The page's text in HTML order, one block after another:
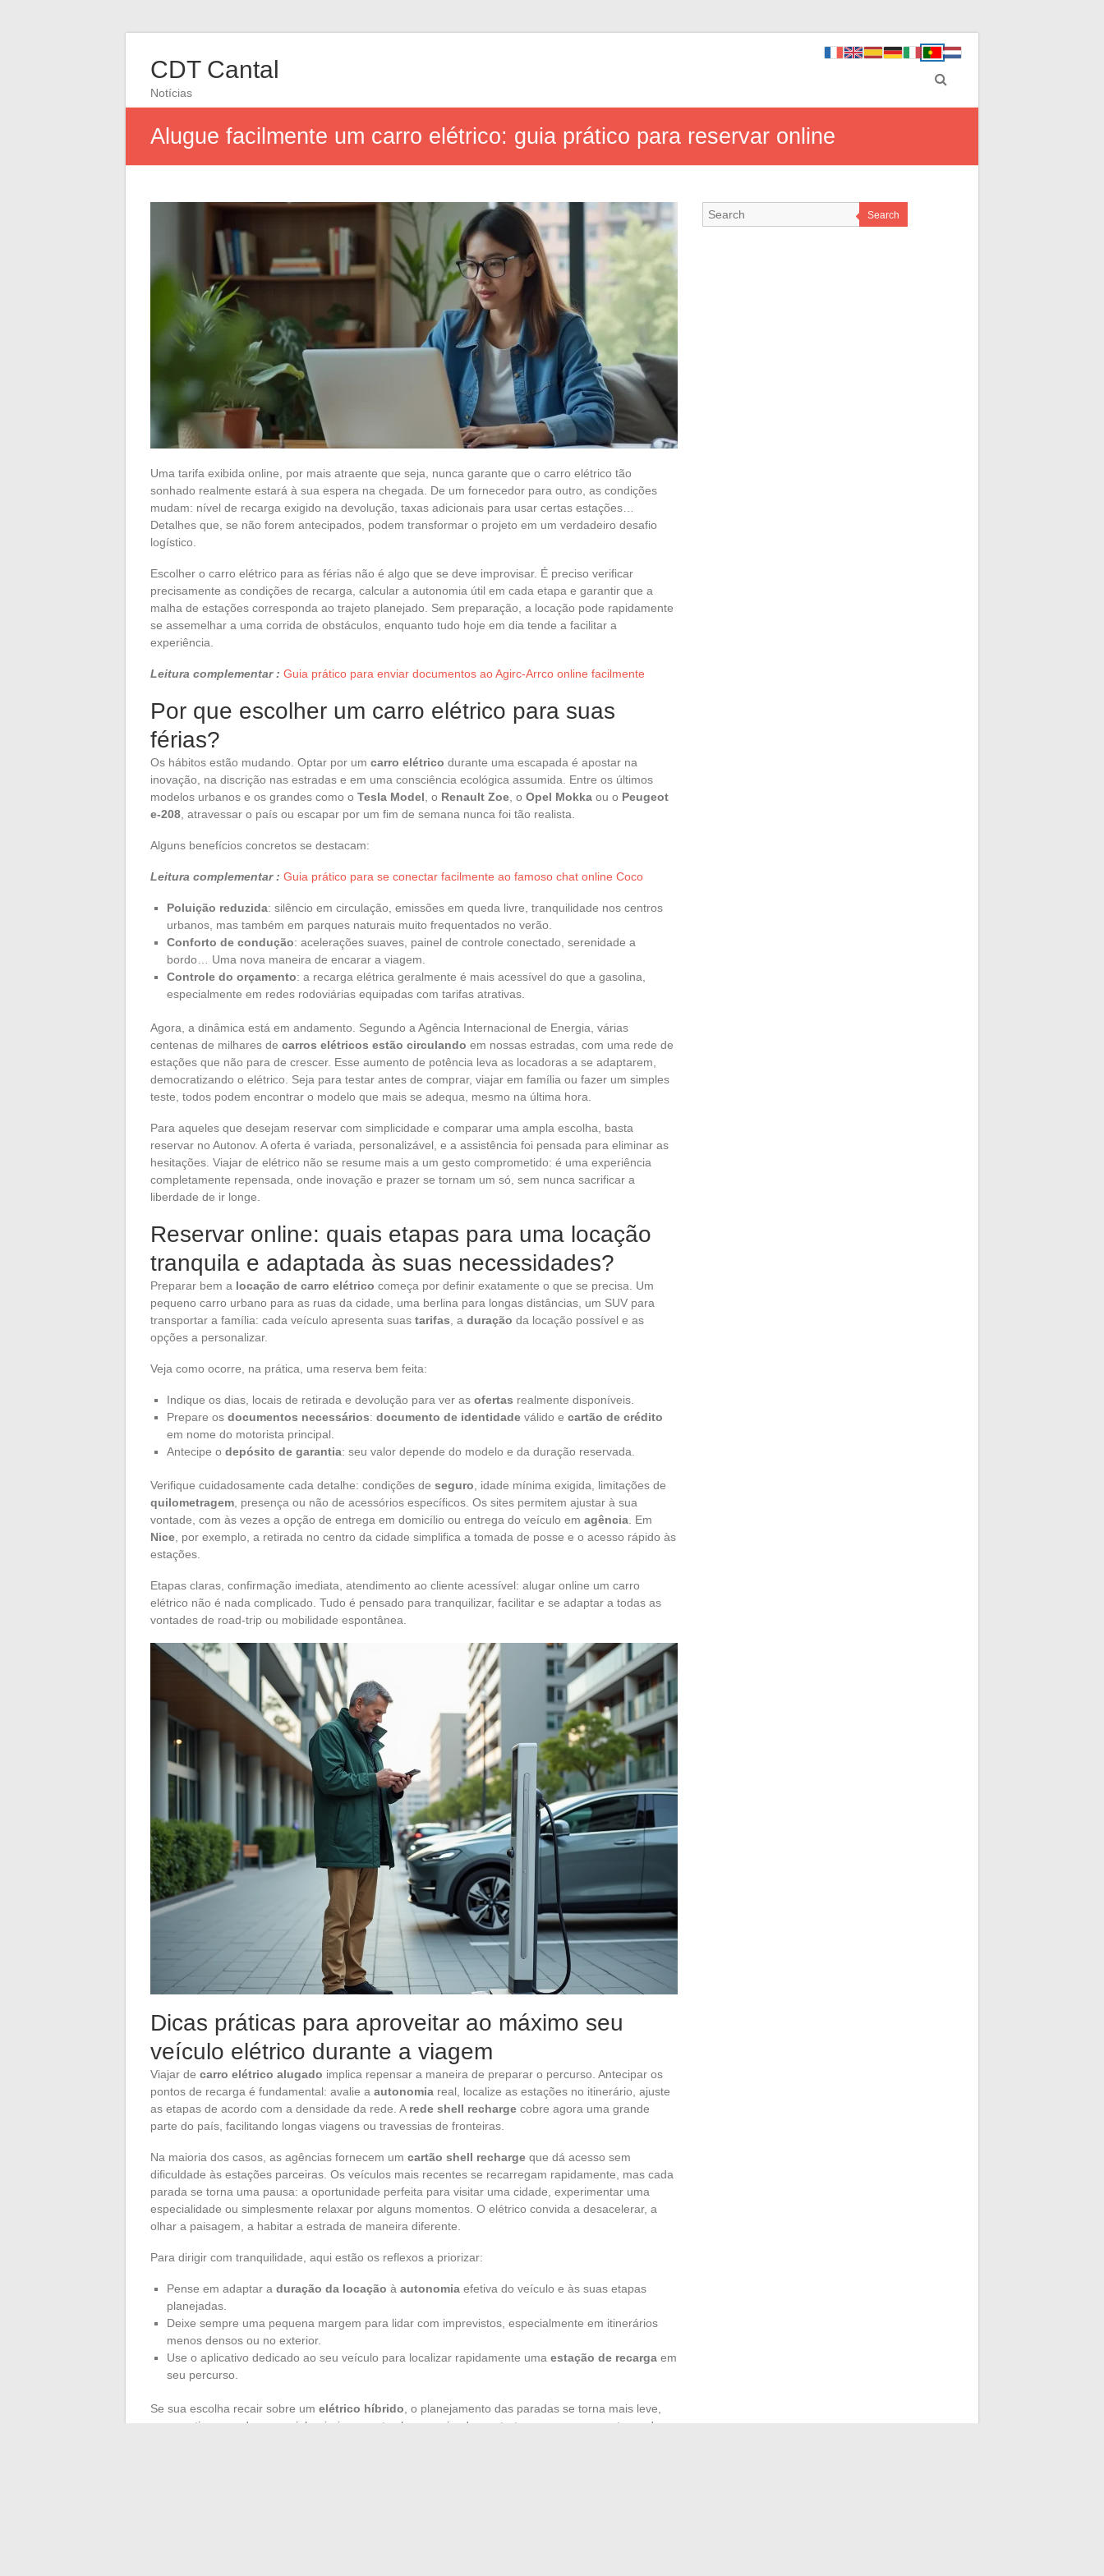
CDT Cantal
Notícias
Alugue facilmente um carro elétrico: guia prático para reservar online
Uma tarifa exibida online, por mais atraente que seja, nunca garante que o carro elétrico tão
sonhado realmente estará à sua espera na chegada. De um fornecedor para outro, as condições
mudam: nível de recarga exigido na devolução, taxas adicionais para usar certas estações…
Detalhes que, se não forem antecipados, podem transformar o projeto em um verdadeiro desafio
logístico.
Escolher o carro elétrico para as férias não é algo que se deve improvisar. É preciso verificar
precisamente as condições de recarga, calcular a autonomia útil em cada etapa e garantir que a
malha de estações corresponda ao trajeto planejado. Sem preparação, a locação pode rapidamente
se assemelhar a uma corrida de obstáculos, enquanto tudo hoje em dia tende a facilitar a
experiência.
Leitura complementar : Guia prático para enviar documentos ao Agirc-Arrco online facilmente
Por que escolher um carro elétrico para suas
férias?
Os hábitos estão mudando. Optar por um carro elétrico durante uma escapada é apostar na
inovação, na discrição nas estradas e em uma consciência ecológica assumida. Entre os últimos
modelos urbanos e os grandes como o Tesla Model , o Renault Zoe , o Opel Mokka ou o Peugeot
e-208 , atravessar o país ou escapar por um fim de semana nunca foi tão realista.
Alguns benefícios concretos se destacam:
Leitura complementar : Guia prático para se conectar facilmente ao famoso chat online Coco
Poluição reduzida: silêncio em circulação, emissões em queda livre, tranquilidade nos centros
urbanos, mas também em parques naturais muito frequentados no verão.
Conforto de condução: acelerações suaves, painel de controle conectado, serenidade a
bordo… Uma nova maneira de encarar a viagem.
Controle do orçamento: a recarga elétrica geralmente é mais acessível do que a gasolina,
especialmente em redes rodoviárias equipadas com tarifas atrativas.
Agora, a dinâmica está em andamento. Segundo a Agência Internacional de Energia, várias
centenas de milhares de carros elétricos estão circulando em nossas estradas, com uma rede de
estações que não para de crescer. Esse aumento de potência leva as locadoras a se adaptarem,
democratizando o elétrico. Seja para testar antes de comprar, viajar em família ou fazer um simples
teste, todos podem encontrar o modelo que mais se adequa, mesmo na última hora.
Para aqueles que desejam reservar com simplicidade e comparar uma ampla escolha, basta
reservar no Autonov. A oferta é variada, personalizável, e a assistência foi pensada para eliminar as
hesitações. Viajar de elétrico não se resume mais a um gesto comprometido: é uma experiência
completamente repensada, onde inovação e prazer se tornam um só, sem nunca sacrificar a
liberdade de ir longe.
Reservar online: quais etapas para uma locação
tranquila e adaptada às suas necessidades?
Preparar bem a locação de carro elétrico começa por definir exatamente o que se precisa. Um
pequeno carro urbano para as ruas da cidade, uma berlina para longas distâncias, um SUV para
transportar a família: cada veículo apresenta suas tarifas , a duração da locação possível e as
opções a personalizar.
Veja como ocorre, na prática, uma reserva bem feita:
Indique os dias, locais de retirada e devolução para ver as ofertas realmente disponíveis.
Prepare os documentos necessários: documento de identidade válido e cartão de crédito
em nome do motorista principal.
Antecipe o depósito de garantia: seu valor depende do modelo e da duração reservada.
Verifique cuidadosamente cada detalhe: condições de seguro , idade mínima exigida, limitações de
quilometragem , presença ou não de acessórios específicos. Os sites permitem ajustar à sua
vontade, com às vezes a opção de entrega em domicílio ou entrega do veículo em agência . Em
Nice , por exemplo, a retirada no centro da cidade simplifica a tomada de posse e o acesso rápido às
estações.
Etapas claras, confirmação imediata, atendimento ao cliente acessível: alugar online um carro
elétrico não é nada complicado. Tudo é pensado para tranquilizar, facilitar e se adaptar a todas as
vontades de road-trip ou mobilidade espontânea.
Dicas práticas para aproveitar ao máximo seu
veículo elétrico durante a viagem
Viajar de carro elétrico alugado implica repensar a maneira de preparar o percurso. Antecipar os
pontos de recarga é fundamental: avalie a autonomia real, localize as estações no itinerário, ajuste
as etapas de acordo com a densidade da rede. A rede shell recharge cobre agora uma grande
parte do país, facilitando longas viagens ou travessias de fronteiras.
Na maioria dos casos, as agências fornecem um cartão shell recharge que dá acesso sem
dificuldade às estações parceiras. Os veículos mais recentes se recarregam rapidamente, mas cada
parada se torna uma pausa: a oportunidade perfeita para visitar uma cidade, experimentar uma
especialidade ou simplesmente relaxar por alguns momentos. O elétrico convida a desacelerar, a
olhar a paisagem, a habitar a estrada de maneira diferente.
Para dirigir com tranquilidade, aqui estão os reflexos a priorizar:
Pense em adaptar a duração da locação à autonomia efetiva do veículo e às suas etapas
planejadas.
Deixe sempre uma pequena margem para lidar com imprevistos, especialmente em itinerários
menos densos ou no exterior.
Use o aplicativo dedicado ao seu veículo para localizar rapidamente uma estação de recarga em
seu percurso.
Se sua escolha recair sobre um elétrico híbrido , o planejamento das paradas se torna mais leve,
mas continua sendo essencial: priorize as rotas bem equipadas, estruture o percurso em torno dos
Search